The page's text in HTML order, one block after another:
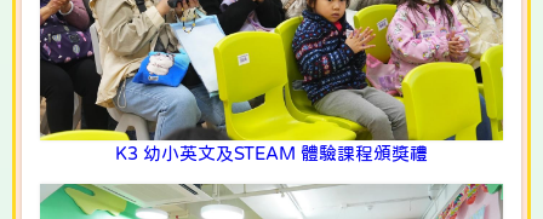
K3 幼小英文及STEAM 體驗課程頒獎禮